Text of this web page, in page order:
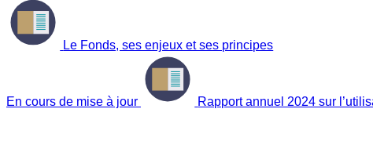
Le Fonds, ses enjeux et ses principes
En cours de mise à jour Rapport annuel 2024 sur